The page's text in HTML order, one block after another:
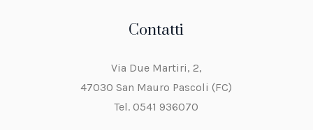
Contatti
Via Due Martiri, 2,
47030 San Mauro Pascoli (FC)
Tel. 0541 936070